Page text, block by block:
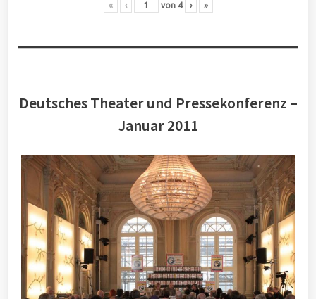
« ‹ von 4 › »
Deutsches Theater und Pressekonferenz –
Januar 2011